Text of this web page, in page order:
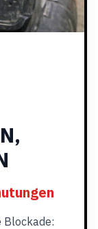
Blockade: